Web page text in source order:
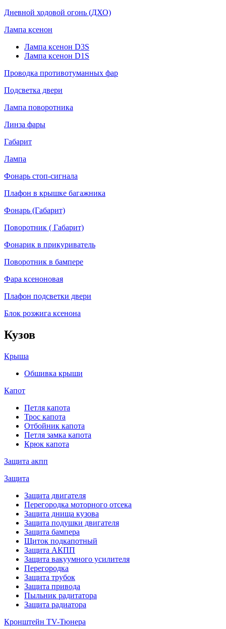
Дневной ходовой огонь (ДХО)
Лампа ксенон
Лампа ксенон D3S
Лампа ксенон D1S
Проводка противотуманных фар
Подсветка двери
Лампа поворотника
Линза фары
Габарит
Лампа
Фонарь стоп-сигнала
Плафон в крышке багажника
Фонарь (Габарит)
Поворотник ( Габарит)
Фонарик в прикуриватель
Поворотник в бампере
Фара ксеноновая
Плафон подсветки двери
Блок розжига ксенона
Кузов
Крыша
Обшивка крыши
Капот
Петля капота
Трос капота
Отбойник капота
Петля замка капота
Крюк капота
Защита акпп
Защита
Защита двигателя
Перегородка моторного отсека
Защита днища кузова
Защита подушки двигателя
Защита бампера
Щиток подкапотный
Защита АКПП
Защита вакуумного усилителя
Перегородка
Защита трубок
Защита привода
Пыльник радитатора
Защита радиатора
Кронштейн TV-Тюнера